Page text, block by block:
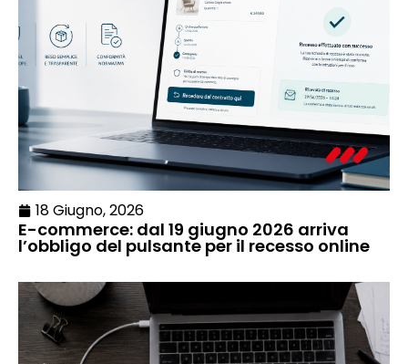
18 Giugno, 2026
E-commerce: dal 19 giugno 2026 arriva
l’obbligo del pulsante per il recesso online